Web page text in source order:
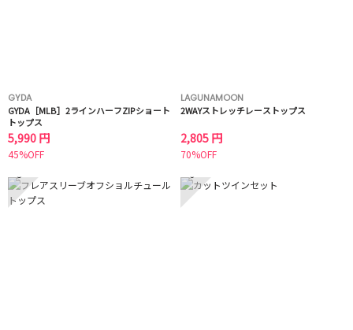
GYDA
GYDA［MLB］2ラインハーフZIPショート
トップス
5,990 円
45%OFF
LAGUNAMOON
2WAYストレッチレーストップス
2,805 円
70%OFF
5 6